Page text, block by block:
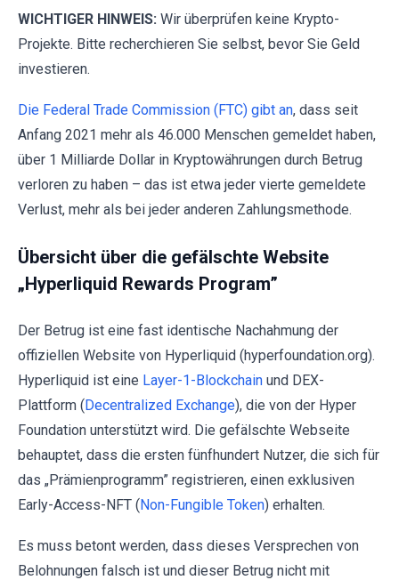
WICHTIGER HINWEIS: Wir überprüfen keine Krypto-
Projekte. Bitte recherchieren Sie selbst, bevor Sie Geld
investieren.
Die Federal Trade Commission (FTC) gibt an, dass seit
Anfang 2021 mehr als 46.000 Menschen gemeldet haben,
über 1 Milliarde Dollar in Kryptowährungen durch Betrug
verloren zu haben – das ist etwa jeder vierte gemeldete
Verlust, mehr als bei jeder anderen Zahlungsmethode.
Übersicht über die gefälschte Website
„Hyperliquid Rewards Program”
Der Betrug ist eine fast identische Nachahmung der
offiziellen Website von Hyperliquid (hyperfoundation.org).
Hyperliquid ist eine Layer-1-Blockchain und DEX-
Plattform (Decentralized Exchange), die von der Hyper
Foundation unterstützt wird. Die gefälschte Webseite
behauptet, dass die ersten fünfhundert Nutzer, die sich für
das „Prämienprogramm” registrieren, einen exklusiven
Early-Access-NFT (Non-Fungible Token) erhalten.
Es muss betont werden, dass dieses Versprechen von
Belohnungen falsch ist und dieser Betrug nicht mit